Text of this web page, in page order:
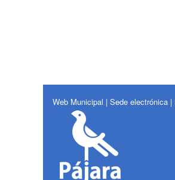
Web Municipal | Sede electrónica |